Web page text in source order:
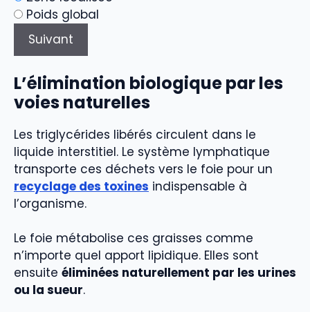
Poids global
Suivant
L’élimination biologique par les
voies naturelles
Les triglycérides libérés circulent dans le
liquide interstitiel. Le système lymphatique
transporte ces déchets vers le foie pour un
recyclage des toxines indispensable à
l’organisme.
Le foie métabolise ces graisses comme
n’importe quel apport lipidique. Elles sont
ensuite éliminées naturellement par les urines
ou la sueur.